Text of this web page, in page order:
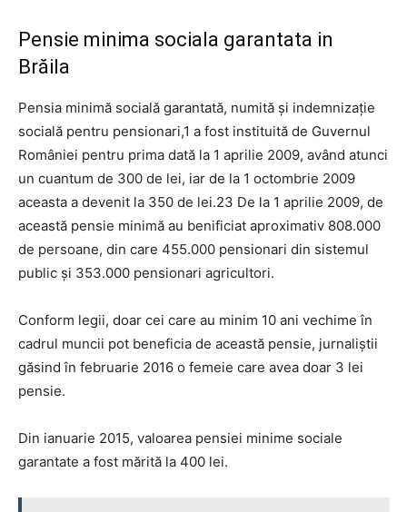
Pensie minima sociala garantata in
Brăila
Pensia minimă socială garantată, numită și indemnizație
socială pentru pensionari,1 a fost instituită de Guvernul
României pentru prima dată la 1 aprilie 2009, având atunci
un cuantum de 300 de lei, iar de la 1 octombrie 2009
aceasta a devenit la 350 de lei.23 De la 1 aprilie 2009, de
această pensie minimă au benificiat aproximativ 808.000
de persoane, din care 455.000 pensionari din sistemul
public și 353.000 pensionari agricultori.
Conform legii, doar cei care au minim 10 ani vechime în
cadrul muncii pot beneficia de această pensie, jurnaliștii
găsind în februarie 2016 o femeie care avea doar 3 lei
pensie.
Din ianuarie 2015, valoarea pensiei minime sociale
garantate a fost mărită la 400 lei.